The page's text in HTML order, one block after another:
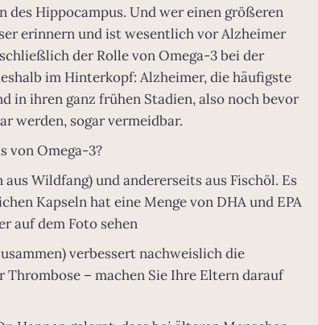
des Hippocampus. Und wer einen größeren
erinnern und ist wesentlich vor Alzheimer
der Rolle von Omega-3 bei der
im Hinterkopf: Alzheimer, die häufigste
in ihren ganz frühen Stadien, also noch bevor
werden, sogar vermeidbar.
von Omega-3?
Wildfang) und andererseits aus Fischöl. Es
Kapseln hat eine Menge von DHA und EPA
auf dem Foto sehen
verbessert nachweislich die
– machen Sie Ihre Eltern darauf